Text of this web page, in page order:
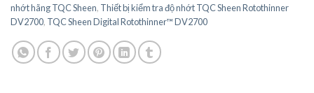
nhớt hãng TQC Sheen, Thiết bị kiểm tra độ nhớt TQC Sheen Rotothinner
DV2700, TQC Sheen Digital Rotothinner™ DV2700